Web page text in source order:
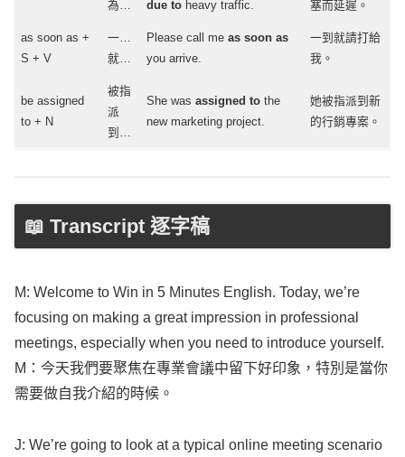
為…
due to heavy traffic
塞而延遲。
assoon as +
S + V
一…
就…
Please call meassoon as
youarrive
一到就請打給
我。
beassigned
to + N
被指
派
到…
She wasassigned to the
new marketing project
她被指派到新
的行銷專案。
📖 Transcript 逐字稿
M: Welcome to Win in 5 Minutes English. Today, we’re
focusing on making a great impression in professional
meetings, especially when you need to introduce yourself.
M：今天我們要聚焦在專業會議中留下好印象，特別是當你
需要做自我介紹的時候。
J: We’re going to look at a typical online meeting scenario